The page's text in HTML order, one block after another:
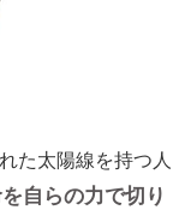
た太陽線を持つ人
自らの力で切り